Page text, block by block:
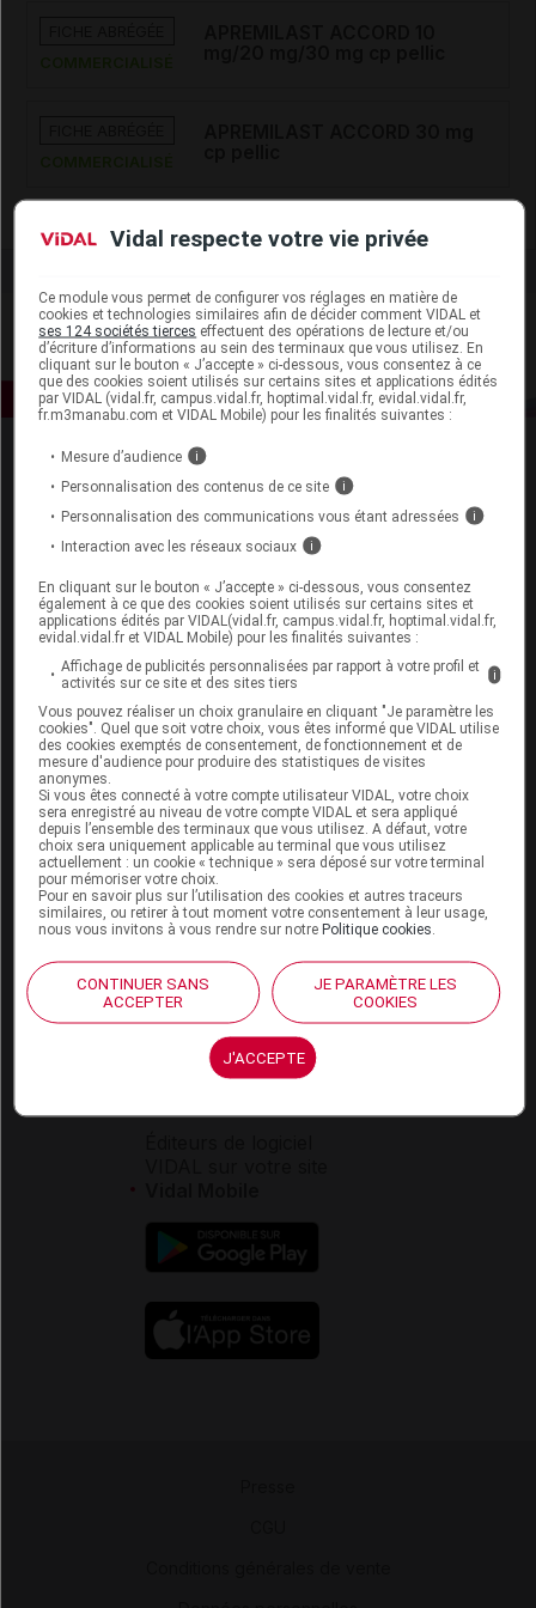
Espace produit
Boutique
VIDAL Expert
VIDAL Hoptimal
eVIDAL
VIDAL Mobile
VIDAL widget
VIDAL Sécurisation
VIDAL e-Services
Espace institutionnel
Qui sommes-nous ?
VIDAL France
Carrières
Charte éthique et
Service client
Contact
Vidal respecte votre vie privée
Ce module vous permet de configurer vos réglages en matière de
cookies et technologies similaires afin de décider comment VIDAL et
ses 124 sociétés tierces effectuent des opérations de lecture et/ou
d’écriture d’informations au sein des terminaux que vous utilisez. En
cliquant sur le bouton « J’accepte » ci-dessous, vous consentez à ce
que des cookies soient utilisés sur certains sites et applications édités
par VIDAL (vidal.fr, campus.vidal.fr, hoptimal.vidal.fr, evidal.vidal.fr,
fr.m3manabu.com et VIDAL Mobile) pour les finalités suivantes :
Mesure d’audience i
Personnalisation des contenus de ce site i
Personnalisation des communications vous étant adressées i
Interaction avec les réseaux sociaux i
En cliquant sur le bouton « J’accepte » ci-dessous, vous consentez
également à ce que des cookies soient utilisés sur certains sites et
applications édités par VIDAL(vidal.fr, campus.vidal.fr, hoptimal.vidal.fr,
evidal.vidal.fr et VIDAL Mobile) pour les finalités suivantes :
Affichage de publicités personnalisées par rapport à votre profil et
activités sur ce site et des sites tiers
i
Vous pouvez réaliser un choix granulaire en cliquant "Je paramètre les
cookies". Quel que soit votre choix, vous êtes informé que VIDAL utilise
des cookies exemptés de consentement, de fonctionnement et de
mesure d'audience pour produire des statistiques de visites
anonymes.
Si vous êtes connecté à votre compte utilisateur VIDAL, votre choix
sera enregistré au niveau de votre compte VIDAL et sera appliqué
depuis l’ensemble des terminaux que vous utilisez. A défaut, votre
choix sera uniquement applicable au terminal que vous utilisez
actuellement : un cookie « technique » sera déposé sur votre terminal
pour mémoriser votre choix.
Pour en savoir plus sur l’utilisation des cookies et autres traceurs
similaires, ou retirer à tout moment votre consentement à leur usage,
nous vous invitons à vous rendre sur notrePolitique cookies
CONTINUER SANS
ACCEPTER
JE PARAMÈTRE LES
COOKIES
J'ACCEPTE